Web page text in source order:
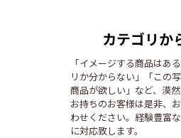
カテゴリか
「イメージする商品はあ
リか分からない」「この
商品が欲しい」など、漠
お持ちのお客様は是非、
わせください。経験豊富
に対応致します。